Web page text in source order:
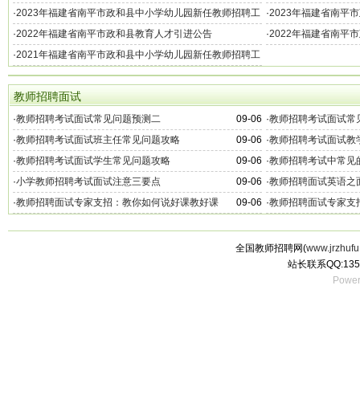
·2023年福建省南平市政和县中小学幼儿园新任教师招聘工
作的通知（80名）
·2023年福建省南平
·2022年福建省南平市政和县教育人才引进公告 ·2022年福建省南平
·2021年福建省南平市政和县中小学幼儿园新任教师招聘工
作的通知
教师招聘面试
09-06
·教师招聘考试面试常见问题预测二 ·教师招聘考试面试常
09-06
·教师招聘考试面试班主任常见问题攻略 ·教师招聘考试面试教
09-06
·教师招聘考试面试学生常见问题攻略 ·教师招聘考试中常见
09-06
·小学教师招聘考试面试注意三要点 ·教师招聘面试英语之
09-06
·教师招聘面试专家支招：教你如何说好课教好课 ·教师招聘面试专家支
全国教师招聘网(
站长联系